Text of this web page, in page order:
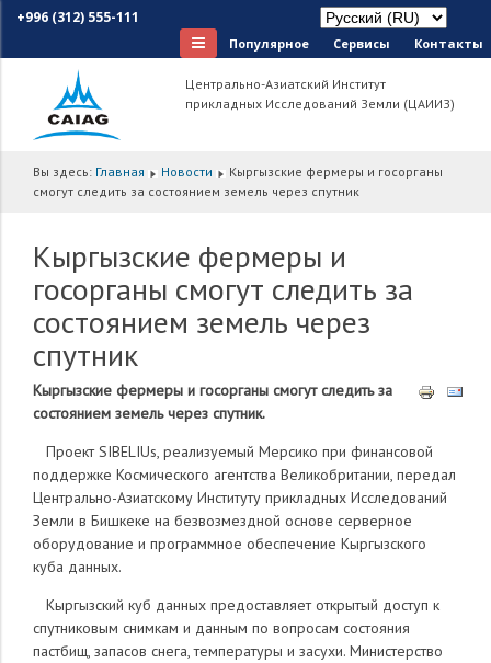
+996 (312) 555-111
Популярное Сервисы Контакты
Центрально-Азиатский Институт
прикладных Исследований Земли (ЦАИИЗ)
Вы здесь: Главная Новости
Кыргызские фермеры и госорганы
смогут следить за состоянием земель через спутник
Кыргызские фермеры и
госорганы смогут следить за
состоянием земель через
спутник
Кыргызские фермеры и госорганы смогут следить за
состоянием земель через спутник.
Проект SIBELIUs, реализуемый Мерсико при финансовой
поддержке Космического агентства Великобритании, передал
Центрально-Азиатскому Институту прикладных Исследований
Земли в Бишкеке на безвозмездной основе серверное
оборудование и программное обеспечение Кыргызского
куба данных.
Кыргызский куб данных предоставляет открытый доступ к
спутниковым снимкам и данным по вопросам состояния
пастбищ, запасов снега, температуры и засухи. Министерство